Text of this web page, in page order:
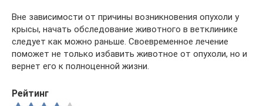
Вне зависимости от причины возникновения опухоли у
крысы, начать обследование животного в ветклинике
следует как можно раньше. Своевременное лечение
поможет не только избавить животное от опухоли, но и
вернет его к полноценной жизни.
Рейтинг